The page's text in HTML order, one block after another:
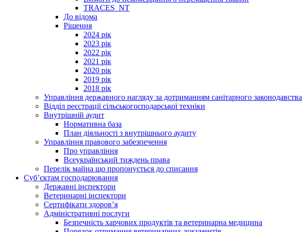
TRACES_NT
До відома
Рішення
2024 рік
2023 рік
2022 рік
2021 рік
2020 рік
2019 рік
2018 рік
Управління державного нагляду за дотриманням санітарного законодавства
Відділ реєстрації сільськогосподарської техніки
Внутрішній аудит
Нормативна база
План діяльності з внутрішнього аудиту
Управління правового забезпечення
Про управління
Всеукраїнський тиждень права
Перелік майна що пропонується до списання
Суб’єктам господарювання
Державні інспектори
Ветеринарні інспектори
Сертифікати здоров’я
Адміністративні послуги
Безпечність харчових продуктів та ветеринарна медицина